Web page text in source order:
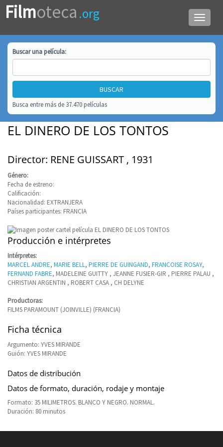
Menú
de
Filmoteca .org
Buscar unapelícula:
Busca entre más de 37.470 películas
EL DINERO DE LOS TONTOS
Director: RENE GUISSART , 1931
Género:
Fecha de estreno:
Calificación:
Nacionalidad: EXTRANJERA
Países participantes: FRANCIA
Producción e intérpretes
Intérpretes:
MARCEL ANDRE, MARIE BELL, PIERRE DE GUINGAND, FRANCOISE ROSAY,
FERNAND FABRE, MADELEINE GUITTY , JEANNE FUSIER-GIR , PIERRE PALAU ,
CHRISTIAN ARGENTIN , ROBERT CASA , CH DELYNE
Productoras:
FILMS PARAMOUNT (JOINVILLE) (FRANCIA)
Ficha técnica
Argumento: YVES MIRANDE
Guión: YVES MIRANDE
Datos de distribución
Datos de formato, duración, rodaje y montaje
Formato: 35 MILIMETROS. BLANCO Y NEGRO. NORMAL.
Duración: 80 minutos